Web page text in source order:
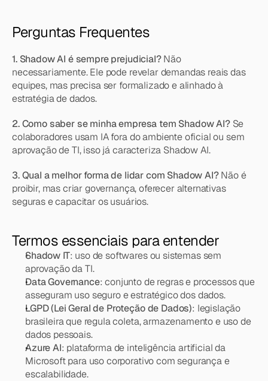
Perguntas Frequentes
1. Shadow AI é sempre prejudicial? Não
necessariamente. Ele pode revelar demandas reais das
equipes, mas precisa ser formalizado e alinhado à
estratégia de dados.
2. Como saber se minha empresa tem Shadow AI? Se
colaboradores usam IA fora do ambiente oficial ou sem
aprovação de TI, isso já caracteriza Shadow AI.
3. Qual a melhor forma de lidar com Shadow AI? Não é
proibir, mas criar governança, oferecer alternativas
seguras e capacitar os usuários.
Termos essenciais para entender
Shadow IT: uso de softwares ou sistemas sem
aprovação da TI.
Data Governance: conjunto de regras e processos que
asseguram uso seguro e estratégico dos dados.
LGPD (Lei Geral de Proteção de Dados): legislação
brasileira que regula coleta, armazenamento e uso de
dados pessoais.
Azure AI: plataforma de inteligência artificial da
Microsoft para uso corporativo com segurança e
escalabilidade.